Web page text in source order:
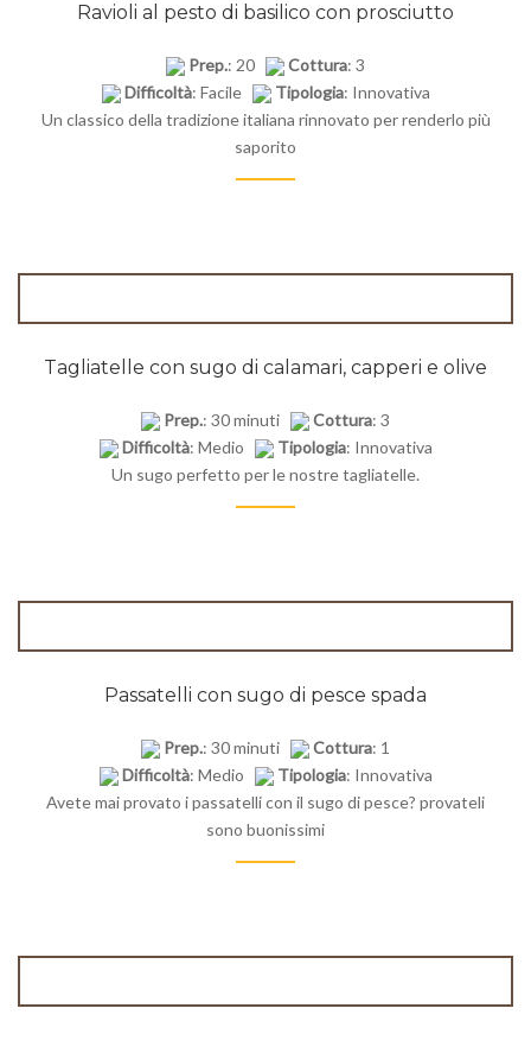
Ravioli al pesto di basilico con prosciutto
Prep.: 20 Cottura: 3
Difficoltà: Facile Tipologia: Innovativa
Un classico della tradizione italiana rinnovato per renderlo più
saporito
Tagliatelle con sugo di calamari, capperi e olive
Prep.: 30 minuti Cottura: 3
Difficoltà: Medio Tipologia: Innovativa
Un sugo perfetto per le nostre tagliatelle.
Passatelli con sugo di pesce spada
Prep.: 30 minuti Cottura: 1
Difficoltà: Medio Tipologia: Innovativa
Avete mai provato i passatelli con il sugo di pesce? provateli
sono buonissimi